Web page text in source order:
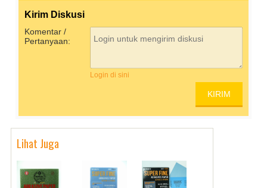
Kirim Diskusi
Komentar /
Pertanyaan:
Login di sini
Lihat Juga